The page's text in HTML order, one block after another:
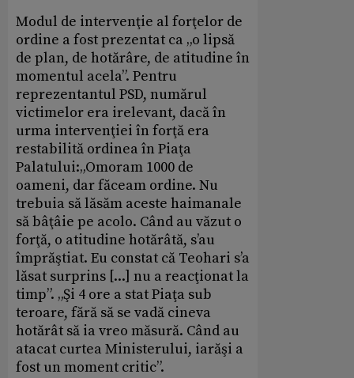
Modul de intervenţie al forţelor de
ordine a fost prezentat ca „o lipsă
de plan, de hotărâre, de atitudine în
momentul acela”. Pentru
reprezentantul PSD, numărul
victimelor era irelevant, dacă în
urma intervenţiei în forţă era
restabilită ordinea în Piaţa
Palatului:„Omoram 1000 de
oameni, dar făceam ordine. Nu
trebuia să lăsăm aceste haimanale
să bâţâie pe acolo. Când au văzut o
forţă, o atitudine hotărâtă, s’au
împrăştiat. Eu constat că Teohari s’a
lăsat surprins [...] nu a reacţionat la
timp”. „Şi 4 ore a stat Piaţa sub
teroare, fără să se vadă cineva
hotărât să ia vreo măsură. Când au
atacat curtea Ministerului, iarăşi a
fost un moment critic”.